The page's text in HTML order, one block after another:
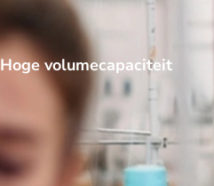
Hoge volumecapaciteit